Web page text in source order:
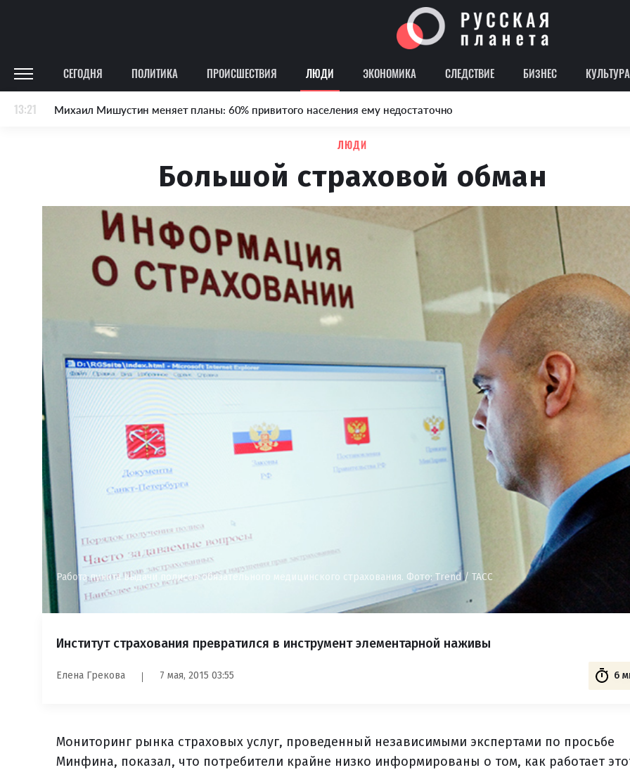
СЕГОДНЯ ПОЛИТИКА ПРОИСШЕСТВИЯ ЛЮДИ ЭКОНОМИКА СЛЕДСТВИЕ БИЗНЕС КУЛЬТУРА
13:21 Михаил Мишустин меняет планы: 60% привитого населения ему недостаточно
ЛЮДИ
Большой страховой обман
Работа пункта выдачи полисов обязательного медицинского страхования. Фото: Trend / ТАСС
Институт страхования превратился в инструмент элементарной наживы
Елена Грекова 7 мая, 2015 03:55 6
Мониторинг рынка страховых услуг, проведенный независимыми экспертами по просьбе
Минфина, показал, что потребители крайне низко информированы о том, как работает